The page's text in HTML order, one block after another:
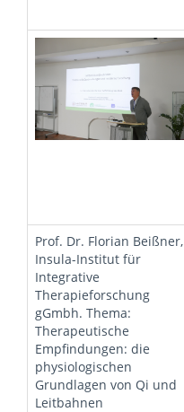
Prof. Dr. Florian Beißner,
Insula-Institut für
Integrative
Therapieforschung
gGmbh. Thema:
Therapeutische
Empfindungen: die
physiologischen
Grundlagen von Qi und
Leitbahnen